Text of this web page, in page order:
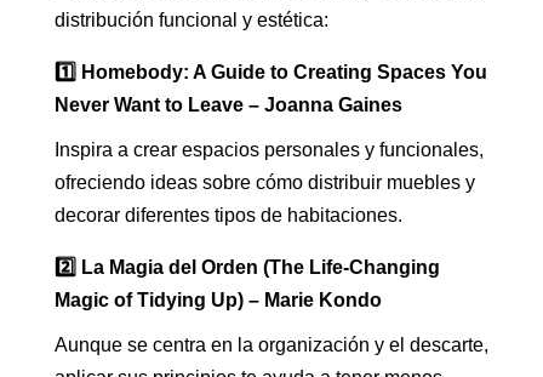
distribución funcional y estética:
1️⃣ Homebody: A Guide to Creating Spaces You
Never Want to Leave – Joanna Gaines
Inspira a crear espacios personales y funcionales,
ofreciendo ideas sobre cómo distribuir muebles y
decorar diferentes tipos de habitaciones.
2️⃣ La Magia del Orden (The Life-Changing
Magic of Tidying Up) – Marie Kondo
Aunque se centra en la organización y el descarte,